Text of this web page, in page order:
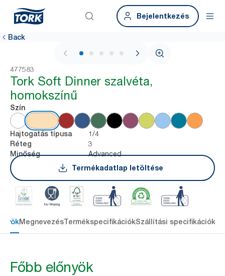
Bejelentkezés
Back
1 / 6
477583
Tork Soft Dinner szalvéta,
homokszínű
Szín
Hajtogatás típusa 1/4
Réteg 3
Minőség
Advanced
Termékadatlap letöltése
MegnevezésTermékspecifikációkSzállítási specifikációk
Főbb előnyök